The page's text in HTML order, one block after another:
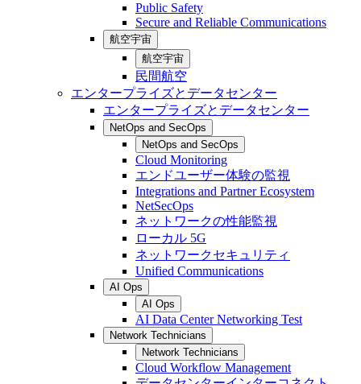
Public Safety
Secure and Reliable Communications
航空宇宙
航空宇宙
民間航空
エンタープライズとデータセンター
エンタープライズとデータセンター
NetOps and SecOps
NetOps and SecOps
Cloud Monitoring
エンドユーザー体験の監視
Integrations and Partner Ecosystem
NetSecOps
ネットワークの性能監視
ローカル 5G
ネットワークセキュリティ
Unified Communications
AI Ops
AI Ops
AI Data Center Networking Test
Network Technicians
Network Technicians
Cloud Workflow Management